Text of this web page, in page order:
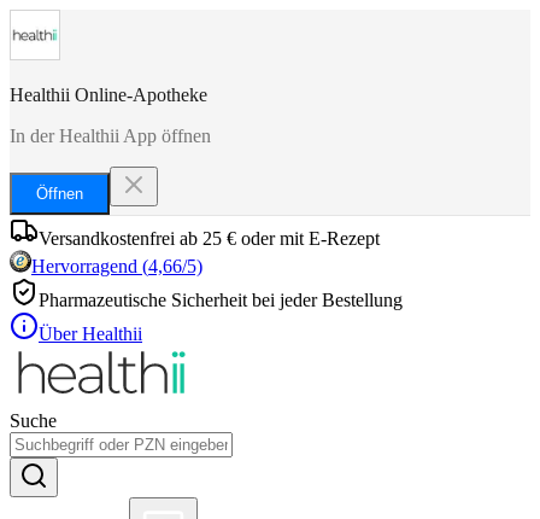
Healthii Online-Apotheke
In der Healthii App öffnen
Öffnen
Versandkostenfrei ab 25 € oder mit E-Rezept
Hervorragend (4,66/5)
Pharmazeutische Sicherheit bei jeder Bestellung
Über Healthii
Suche